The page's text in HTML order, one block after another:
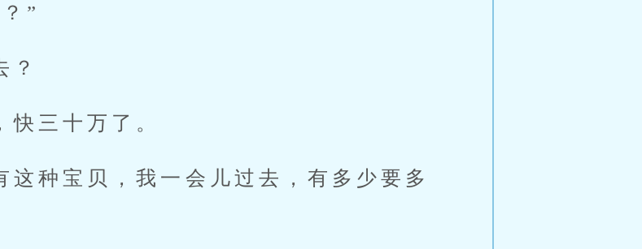
”
三十万了。
种宝贝，我一会儿过去，有多少要多